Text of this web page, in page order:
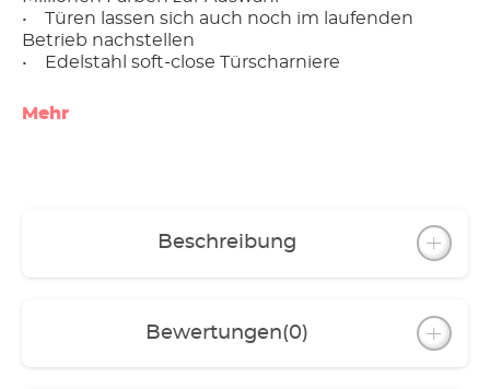
• Türen lassen sich auch noch im laufenden
Betrieb nachstellen
• Edelstahl soft-close Türscharniere
Mehr
Beschreibung
Bewertungen(0)